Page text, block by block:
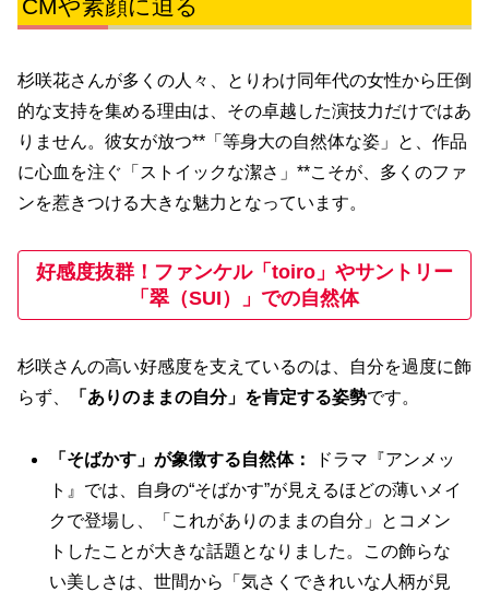
CMや素顔に迫る
杉咲花さんが多くの人々、とりわけ同年代の女性から圧倒
的な支持を集める理由は、その卓越した演技力だけではあ
りません。彼女が放つ**「等身大の自然体な姿」と、作品
に心血を注ぐ「ストイックな潔さ」**こそが、多くのファ
ンを惹きつける大きな魅力となっています。
好感度抜群！ファンケル「toiro」やサントリー
「翠（SUI）」での自然体
杉咲さんの高い好感度を支えているのは、自分を過度に飾
らず、
「ありのままの自分」を肯定する姿勢です。
「そばかす」が象徴する自然体：
ドラマ『アンメッ
ト』では、自身の“そばかす”が見えるほどの薄いメイ
クで登場し、「これがありのままの自分」とコメン
トしたことが大きな話題となりました。この飾らな
い美しさは、世間から「気さくできれいな人柄が見